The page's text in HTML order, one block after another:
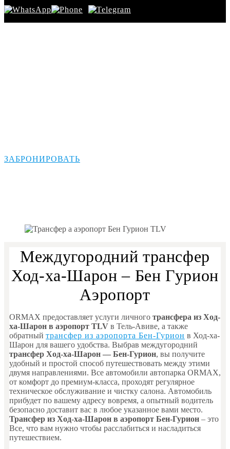
ЗАБРОНИРОВАТЬ
Междугородний трансфер
Ход-ха-Шарон – Бен Гурион
Аэропорт
ORMAX предоставляет услуги личного трансфера из Ход-
ха-Шарон в аэропорт TLV в Тель-Авиве, а также
обратный трансфер из аэропорта Бен-Гурион в Ход-ха-
Шарон для вашего удобства. Выбрав междугородний
трансфер Ход-ха-Шарон — Бен-Гурион, вы получите
удобный и простой способ путешествовать между этими
двумя направлениями. Все автомобили автопарка ORMAX,
от комфорт до премиум-класса, проходят регулярное
техническое обслуживание и чистку салона. Автомобиль
прибудет по вашему адресу вовремя, а опытный водитель
безопасно доставит вас в любое указанное вами место.
Трансфер из Ход-ха-Шарон в аэропорт Бен-Гурион – это
Все, что вам нужно чтобы расслабиться и насладиться
путешествием.